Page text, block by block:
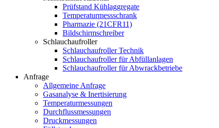
Prüfstand Kühlaggregate
Temperaturmessschrank
Pharmazie (21CFR11)
Bildschirmschreiber
Schlauchaufroller
Schlauchaufroller Technik
Schlauchaufroller für Abfüllanlagen
Schlauchaufroller für Abwrackbetriebe
Anfrage
Allgemeine Anfrage
Gasanalyse & Inertisierung
Temperaturmessungen
Durchflussmessungen
Druckmessungen